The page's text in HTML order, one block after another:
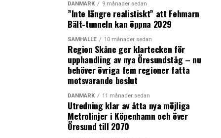
DANMARK 9 månader sedan
”Inte längre realistiskt” att Fehmarn
Bält-tunneln kan öppna 2029
SAMHÄLLE 10 månader sedan
Region Skåne ger klartecken för
upphandling av nya Öresundståg – nu
behöver övriga fem regioner fatta
motsvarande beslut
DANMARK 11 månader sedan
Utredning klar av åtta nya möjliga
Metrolinjer i Köpenhamn och över
Öresund till 2070